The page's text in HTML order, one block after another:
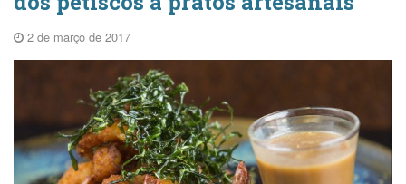
2 de março de 2017